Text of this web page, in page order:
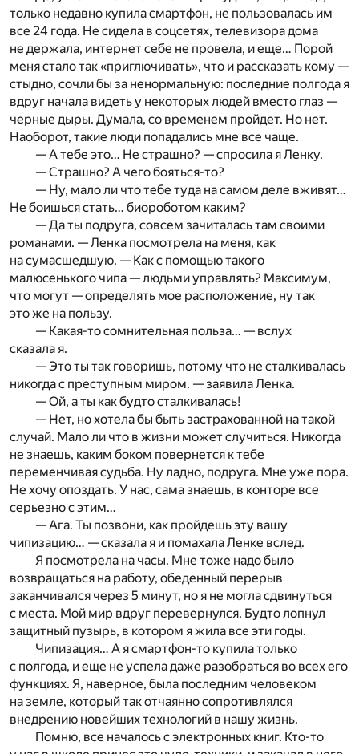
только недавно купила смартфон, не пользовалась им
все 24 года. Не сидела в соцсетях, телевизора дома
не держала, интернет себе не провела, и еще… Порой
меня стало так «приглючивать», что и рассказать кому —
стыдно, сочли бы за ненормальную: последние полгода я
вдруг начала видеть у некоторых людей вместо глаз —
черные дыры. Думала, со временем пройдет. Но нет.
Наоборот, такие люди попадались мне все чаще.
— А тебе это… Не страшно? — спросила я Ленку.
— Страшно? А чего бояться-то?
— Ну, мало ли что тебе туда на самом деле вживят…
Не боишься стать… биороботом каким?
— Да ты подруга, совсем зачиталась там своими
романами. — Ленка посмотрела на меня, как
на сумасшедшую. — Как с помощью такого
малюсенького чипа — людьми управлять? Максимум,
что могут — определять мое расположение, ну так
это же на пользу.
— Какая-то сомнительная польза… — вслух
сказала я.
— Это ты так говоришь, потому что не сталкивалась
никогда с преступным миром. — заявила Ленка.
— Ой, а ты как будто сталкивалась!
— Нет, но хотела бы быть застрахованной на такой
случай. Мало ли что в жизни может случиться. Никогда
не знаешь, каким боком повернется к тебе
переменчивая судьба. Ну ладно, подруга. Мне уже пора.
Не хочу опоздать. У нас, сама знаешь, в конторе все
серьезно с этим…
— Ага. Ты позвони, как пройдешь эту вашу
чипизацию… — сказала я и помахала Ленке вслед.
Я посмотрела на часы. Мне тоже надо было
возвращаться на работу, обеденный перерыв
заканчивался через 5 минут, но я не могла сдвинуться
с места. Мой мир вдруг перевернулся. Будто лопнул
защитный пузырь, в котором я жила все эти годы.
Чипизация… А я смартфон-то купила только
с полгода, и еще не успела даже разобраться во всех его
функциях. Я, наверное, была последним человеком
на земле, который так отчаянно сопротивлялся
внедрению новейших технологий в нашу жизнь.
Помню, все началось с электронных книг. Кто-то